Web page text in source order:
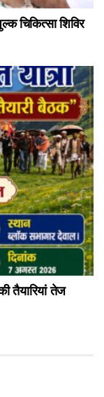
चिकित्सा शिविर
तैयारियां तेज